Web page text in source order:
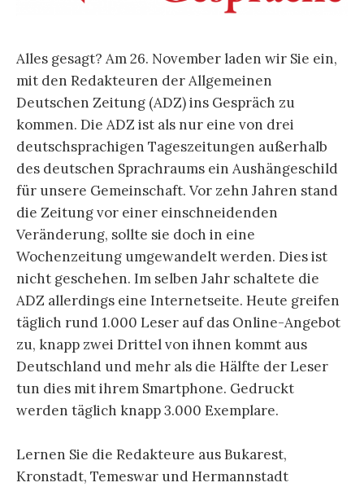
Alles gesagt? Am 26. November laden wir Sie ein,
mit den Redakteuren der Allgemeinen
Deutschen Zeitung (ADZ) ins Gespräch zu
kommen. Die ADZ ist als nur eine von drei
deutschsprachigen Tageszeitungen außerhalb
des deutschen Sprachraums ein Aushängeschild
für unsere Gemeinschaft. Vor zehn Jahren stand
die Zeitung vor einer einschneidenden
Veränderung, sollte sie doch in eine
Wochenzeitung umgewandelt werden. Dies ist
nicht geschehen. Im selben Jahr schaltete die
ADZ allerdings eine Internetseite. Heute greifen
täglich rund 1.000 Leser auf das Online-Angebot
zu, knapp zwei Drittel von ihnen kommt aus
Deutschland und mehr als die Hälfte der Leser
tun dies mit ihrem Smartphone. Gedruckt
werden täglich knapp 3.000 Exemplare.
Lernen Sie die Redakteure aus Bukarest,
Kronstadt, Temeswar und Hermannstadt